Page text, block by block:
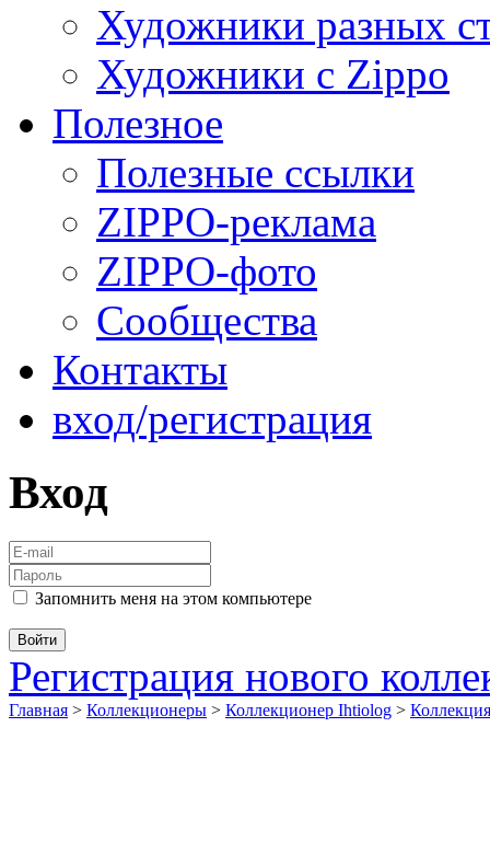
Художники разных
Художники с Zippo
Полезное
Полезные ссылки
ZIPPO-реклама
ZIPPO-фото
Сообщества
Контакты
вход/регистрация
Вход
Запомнить меня на этом компьютере
Регистрация нового
Главная > Коллекционеры > Коллекционер Ihtiolog >